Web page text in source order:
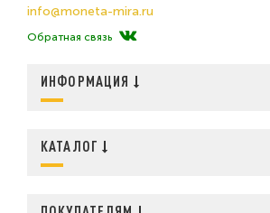
info@moneta-mira.ru
Обратная связь
ИНФОРМАЦИЯ
КАТАЛОГ